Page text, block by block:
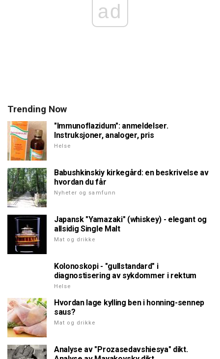
ad
Trending Now
"Immunoflazidum": anmeldelser.
Instruksjoner, analoger, pris
Helse
Babushkinskiy kirkegård: en beskrivelse av
hvordan du får
Nyheter og samfunn
Japansk "Yamazaki" (whiskey) - elegant og
allsidig Single Malt
Mat og drikke
Kolonoskopi - "gullstandard" i
diagnostisering av sykdommer i rektum
Helse
Hvordan lage kylling ben i honning-sennep
saus?
Mat og drikke
Analyse av "Prozasedavshiesya" dikt.